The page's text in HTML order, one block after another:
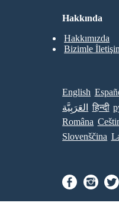
Hakkında
Hakkımızda
Bizimle
English
العَرَبِيَّة
हिन्दी
Româna
Slovenščina